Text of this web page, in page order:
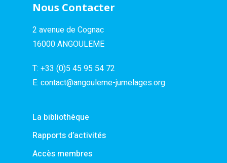
Nous Contacter
2 avenue de Cognac
16000 ANGOULEME
T: +33 (0)5 45 95 54 72
E: contact@angouleme-jumelages.org
La bibliothèque
Rapports d’activités
Accès membres